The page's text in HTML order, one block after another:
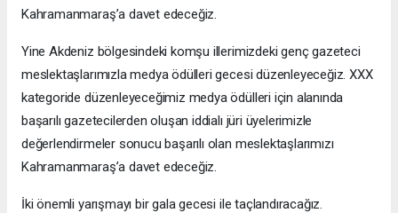
Kahramanmaraş’a davet edeceğiz.
Yine Akdeniz bölgesindeki komşu illerimizdeki genç gazeteci
meslektaşlarımızla medya ödülleri gecesi düzenleyeceğiz. XXX
kategoride düzenleyeceğimiz medya ödülleri için alanında
başarılı gazetecilerden oluşan iddialı jüri üyelerimizle
değerlendirmeler sonucu başarılı olan meslektaşlarımızı
Kahramanmaraş’a davet edeceğiz.
İki önemli yarışmayı bir gala gecesi ile taçlandıracağız.